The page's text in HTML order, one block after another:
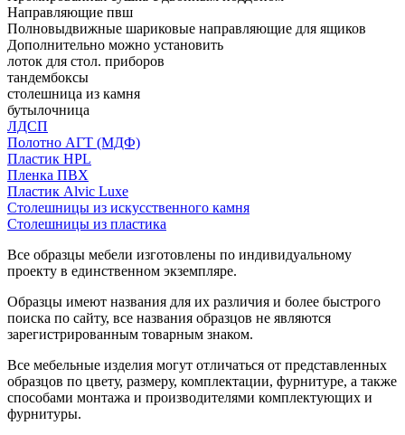
Направляющие пвш
Полновыдвижные шариковые направляющие для ящиков
Дополнительно можно установить
лоток для стол. приборов
тандембоксы
столешница из камня
бутылочница
ЛДСП
Полотно АГТ (МДФ)
Пластик HPL
Пленка ПВХ
Пластик Alvic Luxe
Столешницы из искусственного камня
Столешницы из пластика
Все образцы мебели изготовлены по индивидуальному
проекту в единственном экземпляре.
Образцы имеют названия для их различия и более быстрого
поиска по сайту, все названия образцов не являются
зарегистрированным товарным знаком.
Все мебельные изделия могут отличаться от представленных
образцов по цвету, размеру, комплектации, фурнитуре, а также
способами монтажа и производителями комплектующих и
фурнитуры.